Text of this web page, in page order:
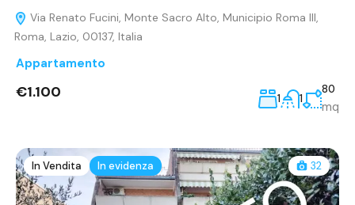
Via Renato Fucini, Monte Sacro Alto, Municipio Roma III,
Roma, Lazio, 00137, Italia
Appartamento
€1.100 1 1
80
mq
In Vendita In evidenza 32